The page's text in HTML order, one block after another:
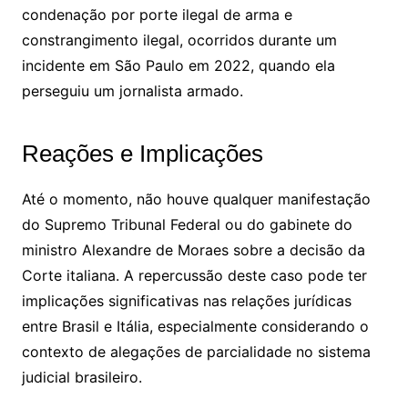
condenação por porte ilegal de arma e
constrangimento ilegal, ocorridos durante um
incidente em São Paulo em 2022, quando ela
perseguiu um jornalista armado.
Reações e Implicações
Até o momento, não houve qualquer manifestação
do Supremo Tribunal Federal ou do gabinete do
ministro Alexandre de Moraes sobre a decisão da
Corte italiana. A repercussão deste caso pode ter
implicações significativas nas relações jurídicas
entre Brasil e Itália, especialmente considerando o
contexto de alegações de parcialidade no sistema
judicial brasileiro.